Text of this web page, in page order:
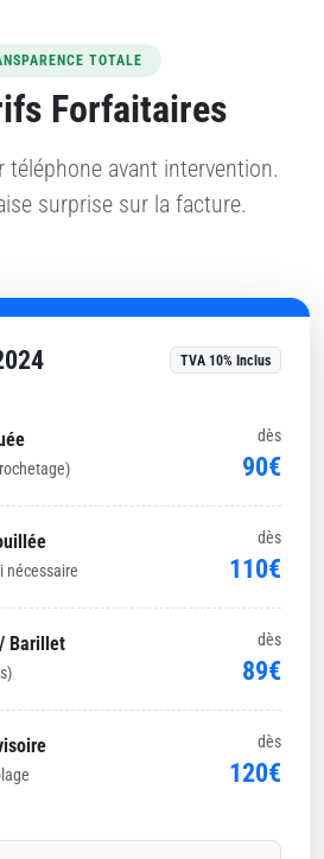
TOTALE
Forfaitaires
téléphone avant intervention.
surprise sur la facture.
TVA 10% Inclus
dès
90€
nécessaire
dès
110€
Barillet dès
89€
dès
120€